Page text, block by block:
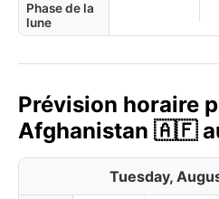
Phase de la
lune
Prévision horaire
Afghanistan 🇦🇫
Tuesday,